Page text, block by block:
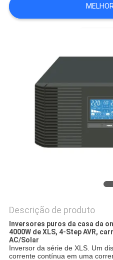
MAPA
POLÍTICA
PRIVACIDADE
Descrição de produto
Inversores puros da casa da
4000W de XLS, 4-Step AVR,
AC/Solar
Inversor da série de XLS. Um
corrente contínua em uma